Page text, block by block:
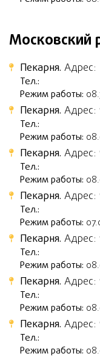
Московский
Пекарня. Адрес:
Тел.:
Режим работы:
Пекарня. Адрес:
Тел.:
Режим работы:
Пекарня. Адрес:
Тел.:
Режим работы:
Пекарня. Адрес:
Тел.:
Режим работы:
Пекарня. Адрес:
Тел.:
Режим работы:
Пекарня. Адрес:
Тел.:
Режим работы:
Пекарня. Адрес:
Тел.:
Режим работы: